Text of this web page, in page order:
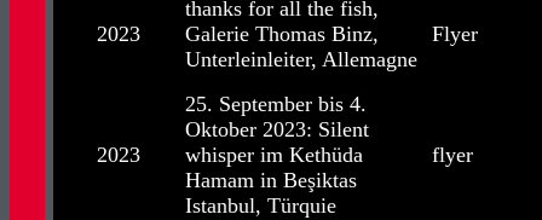
2023
thanks for all the fish,
Galerie Thomas Binz,
Unterleinleiter, Allemagne
Flyer
2023
25. September bis 4.
Oktober 2023: Silent
whisper im Kethüda
Hamam in Beşiktas
Istanbul, Türquie
flyer